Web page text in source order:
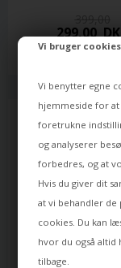
Vi bruger cookies
Vi benytter egne
hjemmeside for
foretrukne
og analyserer
forbedres, og at
Hvis du giver dit
at vi behandler de
cookies. Du kan
hvor du også
tilbage.
299,00
Varen er på